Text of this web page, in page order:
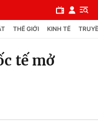
THẾ GIỚI KINH TẾ
tế mở